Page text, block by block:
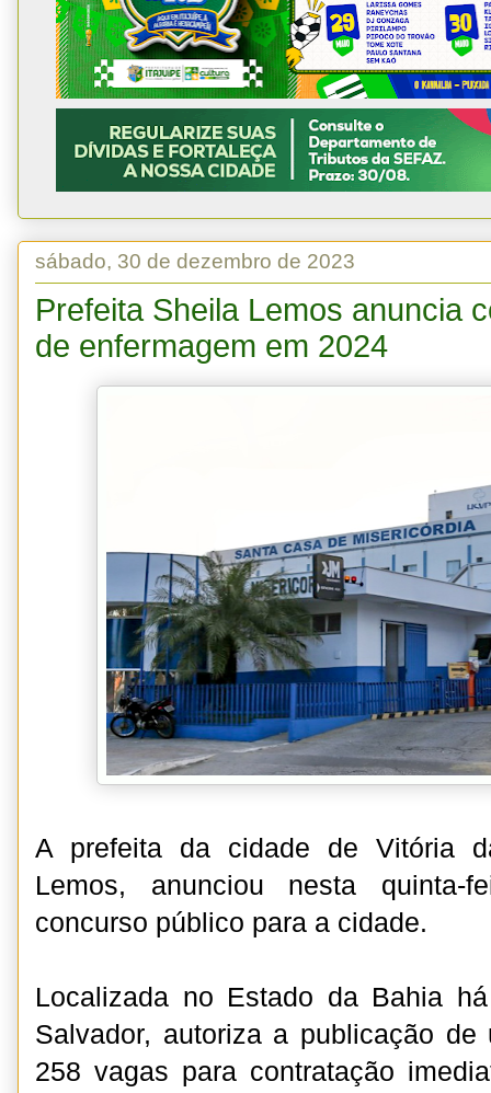
sábado, 30 de dezembro de 2023
Prefeita Sheila Lemos anuncia
de enfermagem em 2024
A prefeita da cidade de Vitória
Lemos, anunciou nesta quinta-
concurso público para a cidade.
Localizada no Estado da Bahia
Salvador, autoriza a publicação
258 vagas para contratação